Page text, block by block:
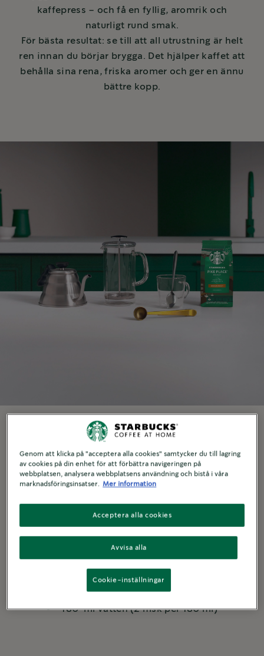
kaffepress – och få en fyllig, aromrik och
naturligt rund smak.
För bästa resultat: se till att all utrustning är helt
ren innan du börjar brygga. Det hjälper kaffet att
behålla sina rena, friska aromer och ger en ännu
bättre kopp.
VAD DU BEHÖVER
Kaffepress
- +
180 ml vatten (2 msk per 180 ml)
Genom att klicka på "acceptera alla cookies" samtycker du till lagring
av cookies på din enhet för att förbättra navigeringen på
webbplatsen, analysera webbplatsens användning och bistå i våra
marknadsföringsinsatser.
Mer information
Avvisa alla
Acceptera alla cookies
Cookie-inställningar